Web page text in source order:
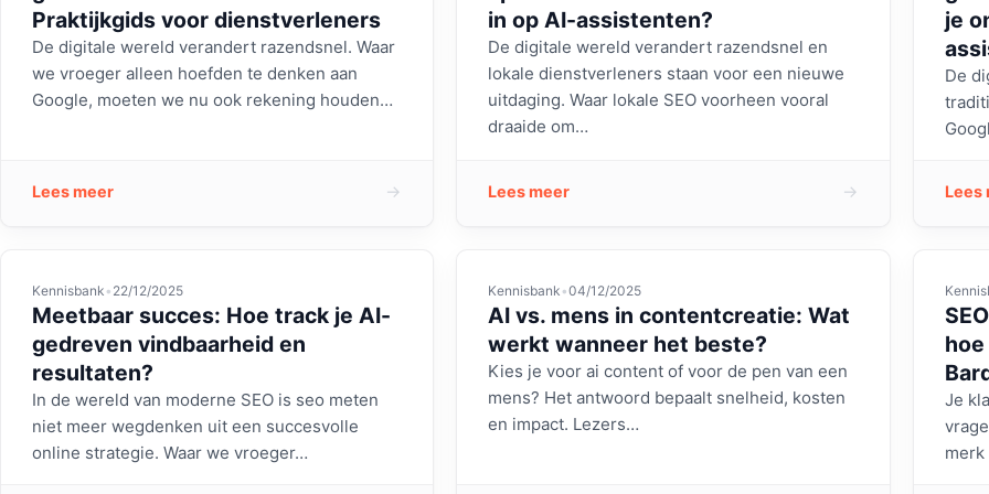
Praktijkgids voor dienstverleners
De digitale wereld verandert razendsnel. Waar
we vroeger alleen hoefden te denken aan
Google, moeten we nu ook rekening houden…
Lees meer →
in op AI-assistenten?
De digitale wereld verandert razendsnel en
lokale dienstverleners staan voor een nieuwe
uitdaging. Waar lokale SEO voorheen vooral
draaide om…
Lees meer →
je
De
Lees
Kennisbank • 22/12/2025
Meetbaar succes: Hoe track je AI-
gedreven vindbaarheid en
resultaten?
In de wereld van moderne SEO is seo meten
niet meer wegdenken uit een succesvolle
online strategie. Waar we vroeger…
Kennisbank •04/12/2025
AI vs. mens in contentcreatie: Wat
werkt wanneer het beste?
Kies je voor ai content of voor de pen van een
mens? Het antwoord bepaalt snelheid, kosten
en impact. Lezers…
Je